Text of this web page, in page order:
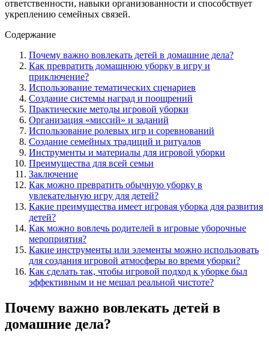
ответственности, навыки организованности и способствует
укреплению семейных связей.
Содержание
Почему важно вовлекать детей в домашние дела?
Как превратить домашнюю уборку в игру и
приключение?
Использование тематических сценариев
Создание системы наград и поощрений
Практические методы игровой уборки
Организация «миссий» и заданий
Использование ролевых игр и соревнований
Создание семейных традиций и ритуалов
Инструменты и материалы для игровой уборки
Преимущества для всей семьи
Заключение
Как можно превратить обычную уборку в
увлекательную игру для детей?
Какие преимущества имеет игровая уборка для развития
детей?
Как можно вовлечь родителей в игровые уборочные
мероприятия?
Какие инструменты или элементы можно использовать
для создания игровой атмосферы во время уборки?
Как сделать так, чтобы игровой подход к уборке был
эффективным и не мешал реальной чистоте?
Почему важно вовлекать детей в
домашние дела?